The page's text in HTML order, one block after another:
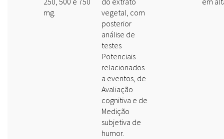
mg.
vegetal, com
posterior
análise de
testes
Potenciais
relacionados
a eventos, de
Avaliação
cognitiva e de
Medição
subjetiva de
humor.